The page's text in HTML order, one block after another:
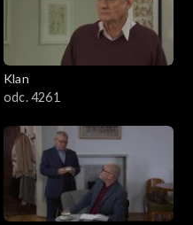
Klan
odc. 4261